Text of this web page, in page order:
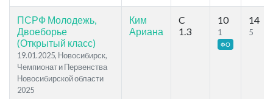
ПСРФ Молодежь,
Двоеборье
(Открытый класс)
19.01.2025, Новосибирск,
Чемпионат и Первенства
Новосибирской области
2025
Ким
Ариана
C
1.3
10
1
ФО
14
5